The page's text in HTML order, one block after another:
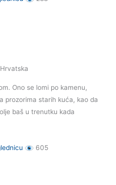
Ono se lomi po kamenu,
prozorima starih kuća, kao da
baš u trenutku kada
605